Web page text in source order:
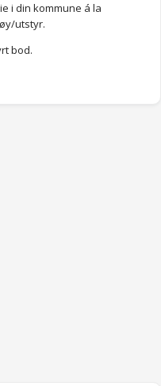
i din kommune á la
utstyr.
bod.